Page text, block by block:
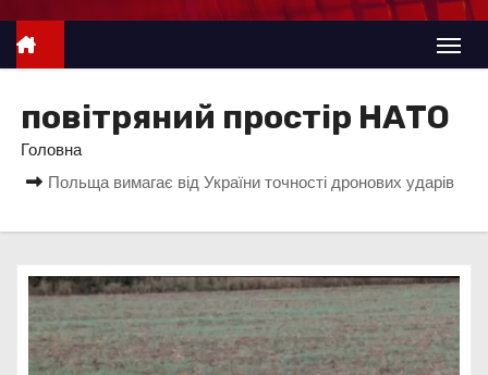
е
повітряний простір НАТО
Головна
Польща вимагає від України точності дронових ударів